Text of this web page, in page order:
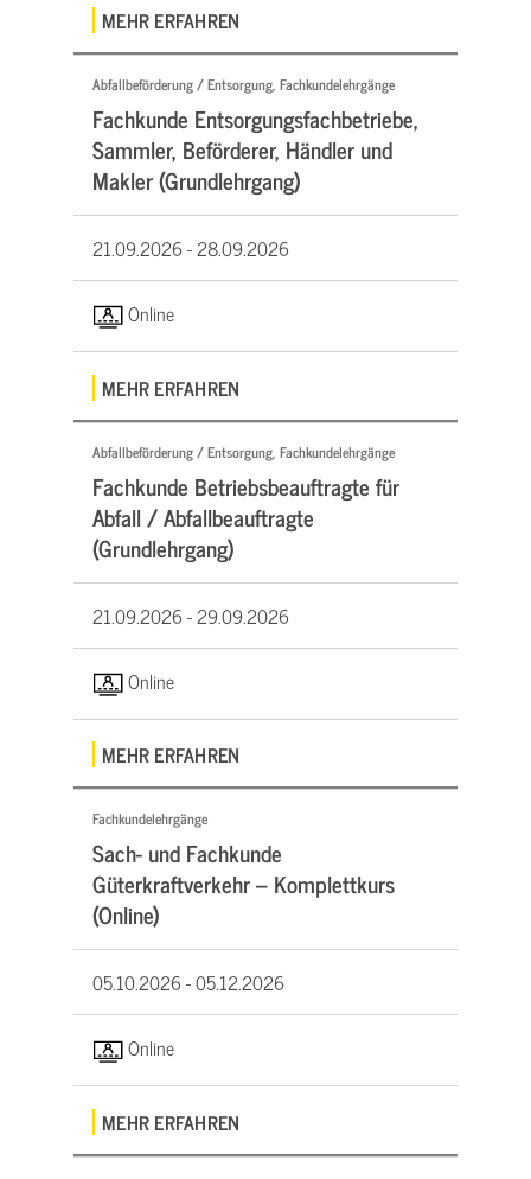
MEHR ERFAHREN
Abfallbeförderung / Entsorgung, Fachkundelehrgänge
Fachkunde Entsorgungsfachbetriebe,
Sammler, Beförderer, Händler und
Makler (Grundlehrgang)
21.09.2026 -28.09.2026
Online
MEHR ERFAHREN
Abfallbeförderung / Entsorgung, Fachkundelehrgänge
Fachkunde Betriebsbeauftragte für
Abfall / Abfallbeauftragte
(Grundlehrgang)
21.09.2026 -29.09.2026
Online
MEHR ERFAHREN
Fachkundelehrgänge
Sach- und Fachkunde
Güterkraftverkehr – Komplettkurs
(Online)
05.10.2026 -05.12.2026
Online
MEHR ERFAHREN